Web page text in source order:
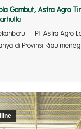
Gambut, Astra Agro
— PT Astra Agro
di Provinsi Riau